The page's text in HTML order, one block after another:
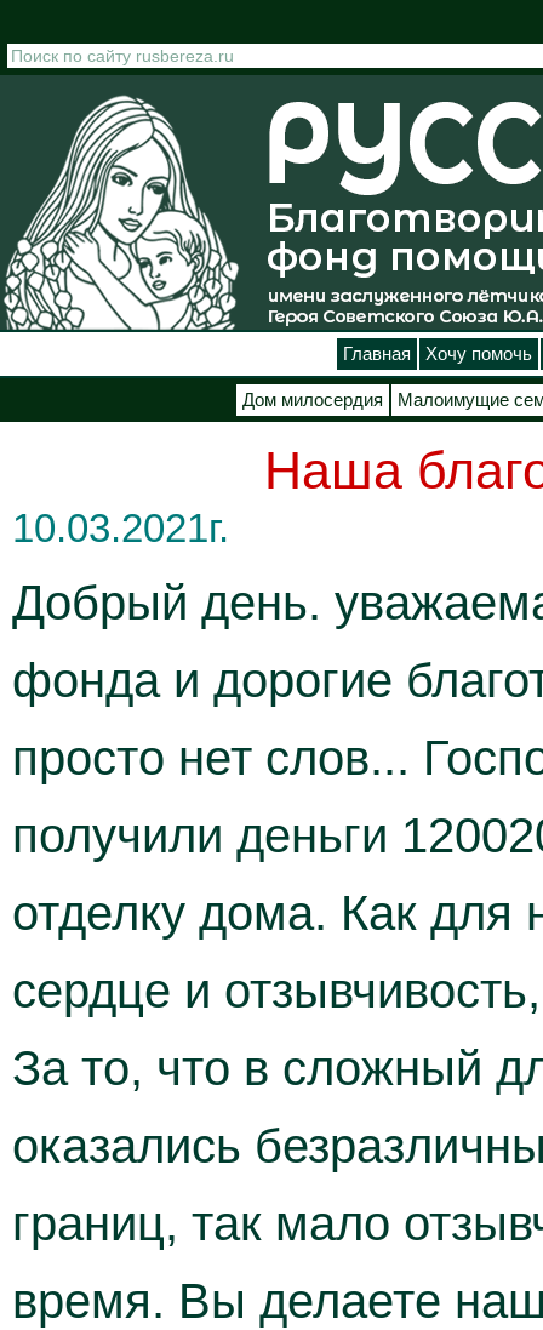
Главная Хочу помочь
Дом милосердия Малоимущие
Наша
10.03.2021г.
Добрый день.
фонда и дорогие
просто нет слов...
получили деньги
отделку дома. Как для
сердце и
За то, что в сложный
оказались
границ, так мало
время. Вы делаете